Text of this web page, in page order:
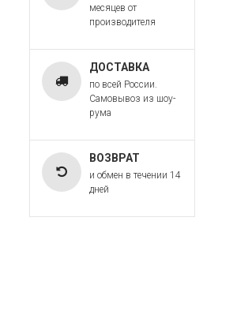
месяцев от
производителя
ДОСТАВКА
по всей России.
Самовывоз из шоу-
рума
ВОЗВРАТ
и обмен в течении 14
дней